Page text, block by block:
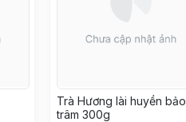
Trà Hương lài huyền bảo
trâm 300g